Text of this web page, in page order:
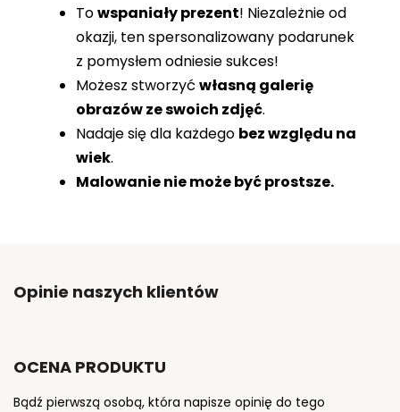
Towspaniały prezent! Niezależnie od
okazji, ten spersonalizowany podarunek
z pomysłem odniesie sukces!
Możesz stworzyć własną galerię
obrazów ze swoich zdjęć.
Nadaje się dla każdego bez względu na
wiek.
Malowanie nie może być prostsze.
Opinie naszych klientów
OCENA PRODUKTU
Bądź pierwszą osobą, która napisze opinię do tego